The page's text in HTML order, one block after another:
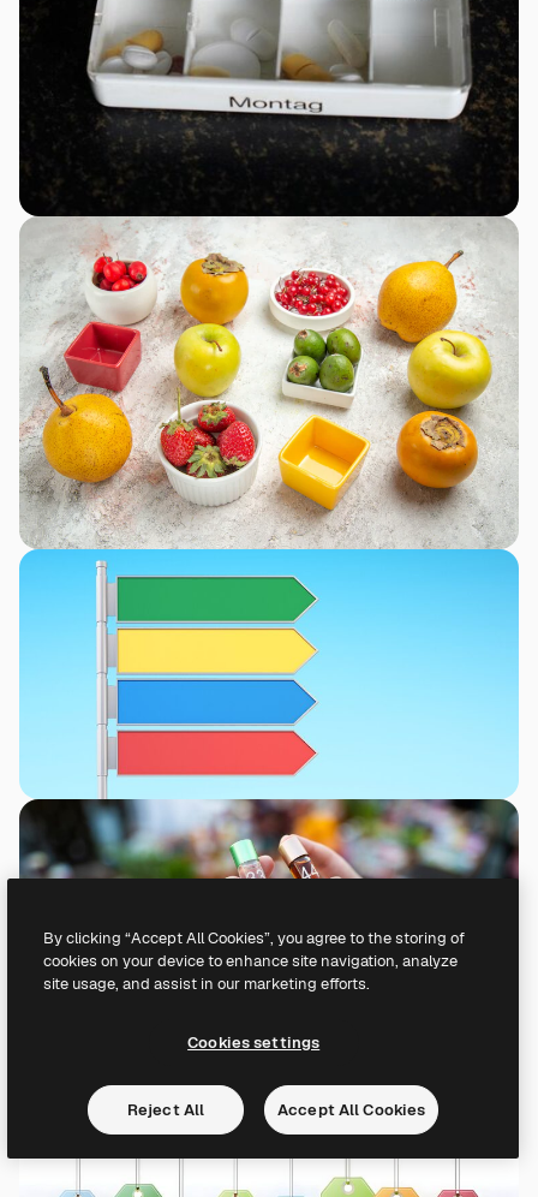
By clicking “Accept All Cookies”, you agree to the storing of
cookies on your device to enhance site navigation, analyze
site usage, and assist in our marketing efforts.
Cookies settings
Reject All Accept All Cookies